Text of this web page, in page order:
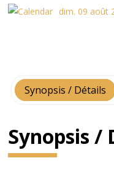
dim. 09 août
Synopsis / Détails
Synopsis /